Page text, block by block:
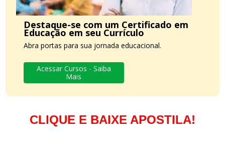
Destaque-se com um Certificado em
Educação em seu Currículo
Abra portas para sua jornada educacional.
Acessar Cursos - Saiba
Mais
CLIQUE E BAIXE APOSTILA!